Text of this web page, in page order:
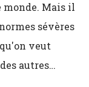
monde. Mais il
sévères
veut
autres…